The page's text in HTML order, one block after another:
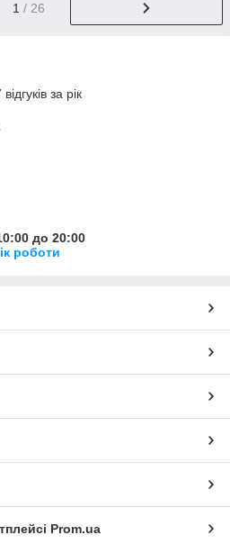
1 / 26
за рік
до 20:00
роботи
Prom.ua